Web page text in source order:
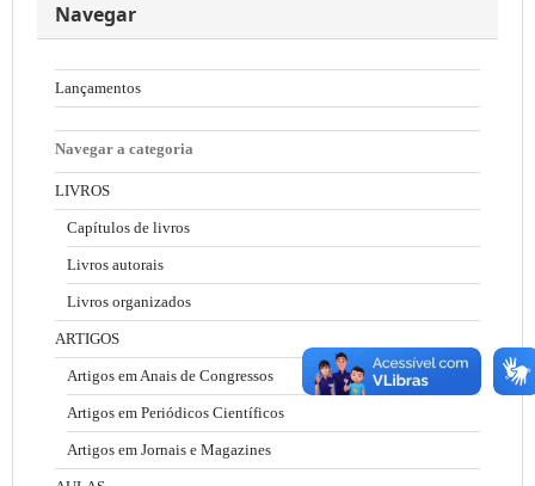
Navegar
Lançamentos
Navegar a categoria
LIVROS
Capítulos de livros
Livros autorais
Livros organizados
ARTIGOS
Artigos em Anais de Congressos
Artigos em Periódicos Científicos
Artigos em Jornais e Magazines